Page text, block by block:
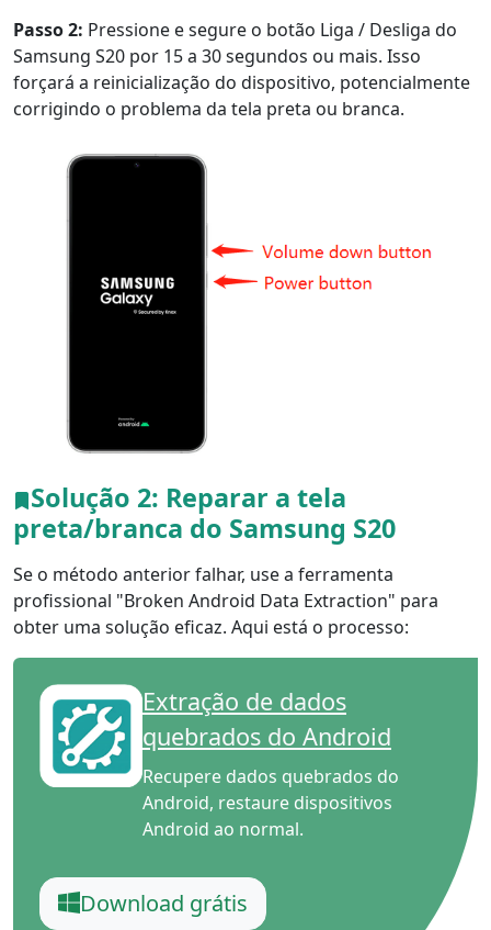
Passo 2: Pressione e segure o botão Liga / Desliga do
Samsung S20 por 15 a 30 segundos ou mais. Isso
forçará a reinicialização do dispositivo, potencialmente
corrigindo o problema da tela preta ou branca.
Solução 2: Reparar a tela
preta/branca do Samsung S20
Se o método anterior falhar, use a ferramenta
profissional "Broken Android Data Extraction" para
obter uma solução eficaz. Aqui está o processo:
Extração de dados
quebrados do Android
Recupere dados quebrados do
Android, restaure dispositivos
Android ao normal.
Download grátis